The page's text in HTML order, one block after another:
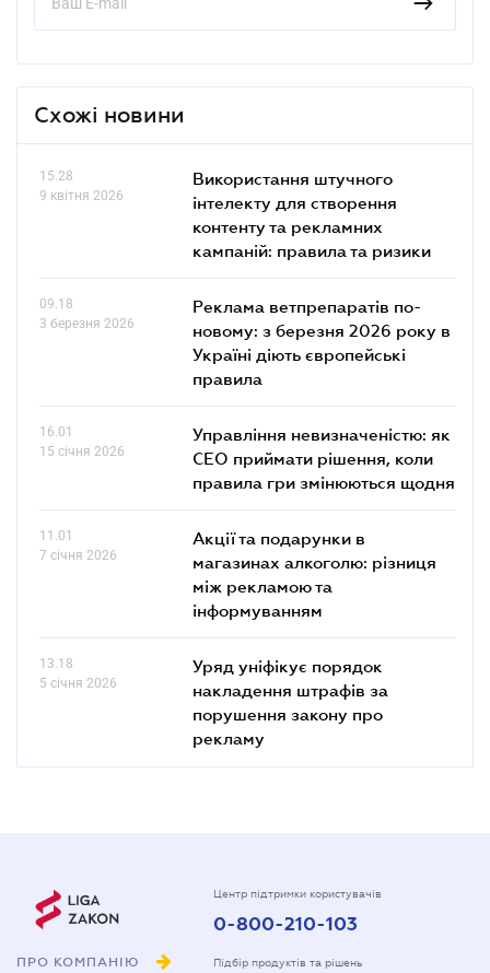
Схожі новини
15.28
9 квітня 2026
Використання штучного
інтелекту для створення
контенту та рекламних
кампаній: правила та ризики
09.18
3 березня 2026
Реклама ветпрепаратів по-
новому: з березня 2026 року в
Україні діють європейські
правила
16.01
15 січня 2026
Управління невизначеністю: як
СЕО приймати рішення, коли
правила гри змінюються щодня
11.01
7 січня 2026
Акції та подарунки в
магазинах алкоголю: різниця
між рекламою та
інформуванням
13.18
5 січня 2026
Уряд уніфікує порядок
накладення штрафів за
порушення закону про
рекламу
ПРО КОМПАНІЮ
Центр підтримки користувачів
0-800-210-103
Підбір продуктів та рішень